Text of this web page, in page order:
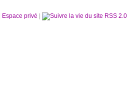
Espace privé RSS 2.0